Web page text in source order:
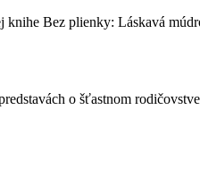
Bez plienky: Láskavá
o šťastnom